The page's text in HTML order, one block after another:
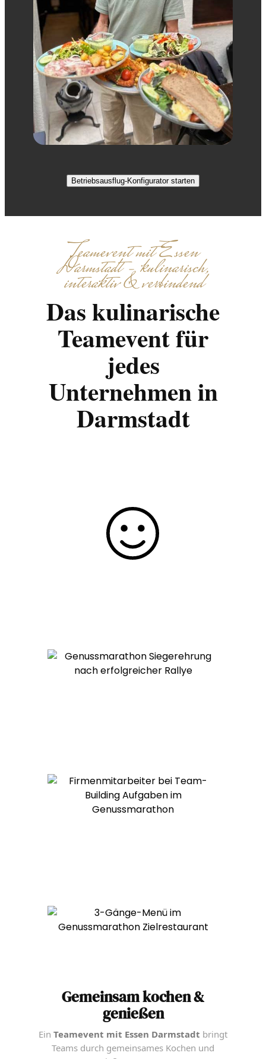
Betriebsausflug-Konfigurator starten
Teamevent mit Essen
Darmstadt – kulinarisch,
interaktiv & verbindend
Das kulinarische
Teamevent für
jedes
Unternehmen in
Darmstadt
Gemeinsam kochen &
genießen
Ein Teamevent mit Essen Darmstadt bringt
Teams durch gemeinsames Kochen und